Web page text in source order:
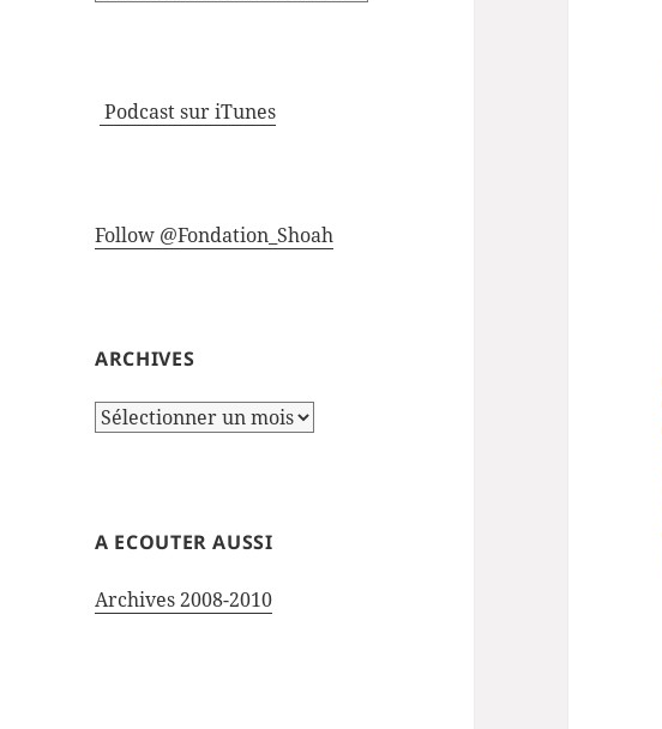
Podcast sur iTunes
Follow @Fondation_Shoah
ARCHIVES
Archives
A ECOUTER AUSSI
Archives 2008-2010